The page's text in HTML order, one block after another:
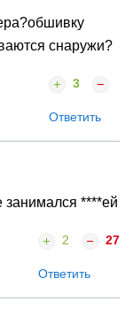
снаружи?
3
Ответить
****ей
2 27
Ответить